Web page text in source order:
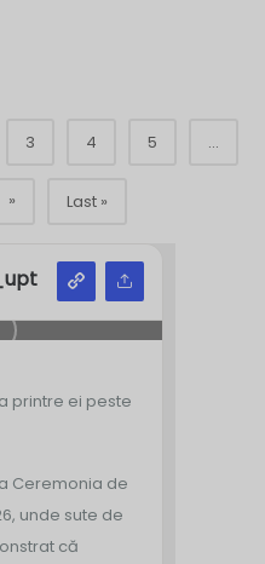
3 4 5 ...
» Last »
printre ei peste
Ceremonia de
unde sute de
că